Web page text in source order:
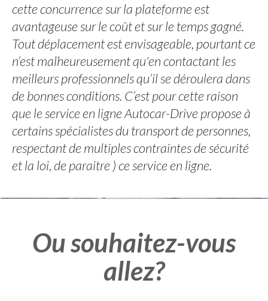
cette concurrence sur la plateforme est
avantageuse sur le coût et sur le temps gagné.
Tout déplacement est envisageable, pourtant ce
n’est malheureusement qu'en contactant les
meilleurs professionnels qu’il se déroulera dans
de bonnes conditions. C’est pour cette raison
que le service en ligne Autocar-Drive propose à
certains spécialistes du transport de personnes,
respectant de multiples contraintes de sécurité
et la loi, de paraitre ) ce service en ligne.
Ou souhaitez-vous
allez?